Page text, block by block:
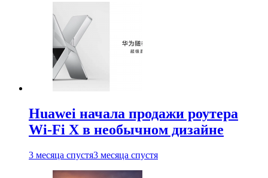
Huawei начала продажи роутера
Wi-Fi X в необычном дизайне
3 месяца спустя3 месяца спустя